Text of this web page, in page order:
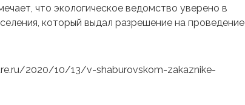
что экологическое ведомство уверено в
который выдал разрешение на проведение
2020/10/13/v-shaburovskom-zakaznike-